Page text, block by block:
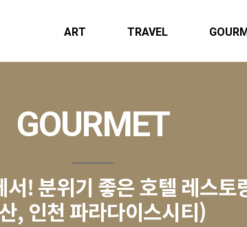
ART TRAVEL
GOURMET
! 분위기 좋은 호텔 레스
, 인천 파라다이스시티)